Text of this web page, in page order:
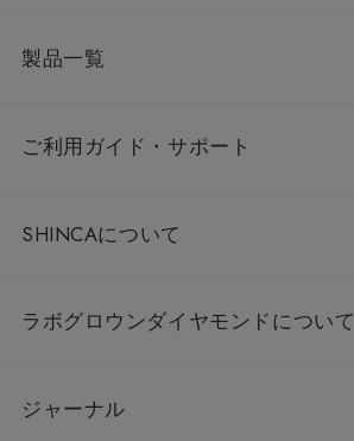
製品一覧
ご利用ガイド・サポート
SHINCAについて
ラボグロウンダイヤモンドについて
ジャーナル